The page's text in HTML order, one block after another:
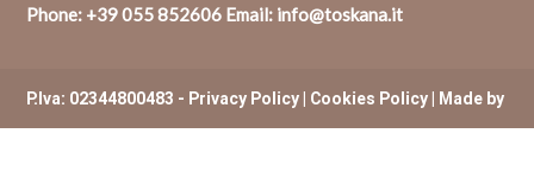
Phone: +39 055 852606 Email: info@toskana.it
P.Iva: 02344800483 - Privacy Policy| Cookies Policy| Made by